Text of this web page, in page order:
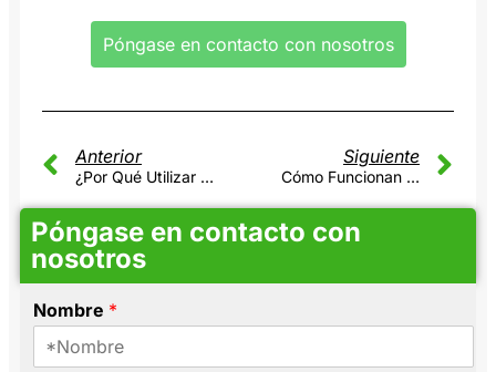
Póngase en contacto con nosotros
Anterior
¿Por Qué Utilizar Un Módulo De Distribución De Corriente Continua Para La Fuente De Alimentación Conmutada?
Siguiente
Cómo Funcionan Los Interruptores De Alimentación Multicanal De 12 V/24 V CC: Características Y Ventajas De Seguridad
Póngase en contacto con
nosotros
Nombre *